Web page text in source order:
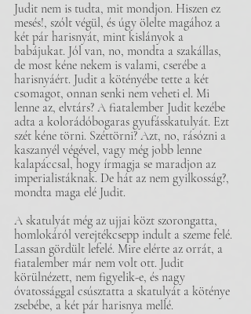
Judit nem is tudta, mit mondjon. Hiszen ez
mesés!, szólt végül, és úgy ölelte magához a
két pár harisnyát, mint kislányok a
babájukat. Jól van, no, mondta a szakállas,
de most kéne nekem is valami, cserébe a
harisnyáért. Judit a kötényébe tette a két
csomagot, onnan senki nem veheti el. Mi
lenne az, elvtárs? A fiatalember Judit kezébe
adta a kolorádóbogaras gyufásskatulyát. Ezt
szét kéne törni. Széttörni? Azt, no, rásózni a
kaszanyél végével, vagy még jobb lenne
kalapáccsal, hogy írmagja se maradjon az
imperialistáknak. De hát az nem gyilkosság?,
mondta maga elé Judit.
A skatulyát még az ujjai közt szorongatta,
homlokáról verejtékcsepp indult a szeme felé.
Lassan gördült lefelé. Mire elérte az orrát, a
fiatalember már nem volt ott. Judit
körülnézett, nem figyelik-e, és nagy
óvatossággal csúsztatta a skatulyát a köténye
zsebébe, a két pár harisnya mellé.